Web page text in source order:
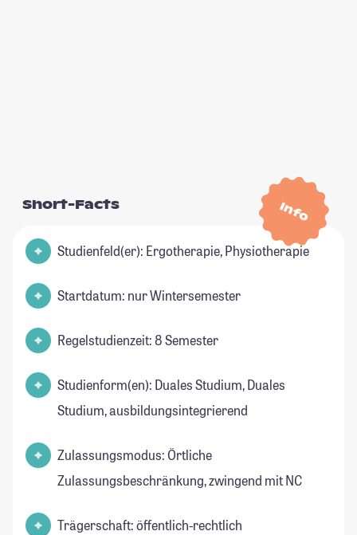
Info
Short-Facts
Studienfeld(er): Ergotherapie, Physiotherapie
Startdatum: nur Wintersemester
Regelstudienzeit: 8 Semester
Studienform(en): Duales Studium, Duales
Studium, ausbildungsintegrierend
Zulassungsmodus: Örtliche
Zulassungsbeschränkung, zwingend mit NC
Trägerschaft: öffentlich-rechtlich